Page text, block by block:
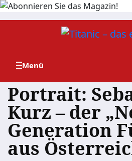
Zum
Portrait:
Kurz – der
Generation
aus